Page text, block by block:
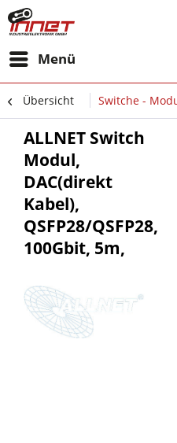
Menü
Übersicht Switche -
ALLNET Switch
Modul,
DAC(direkt
Kabel),
QSFP28/QSFP28,
100Gbit, 5m,